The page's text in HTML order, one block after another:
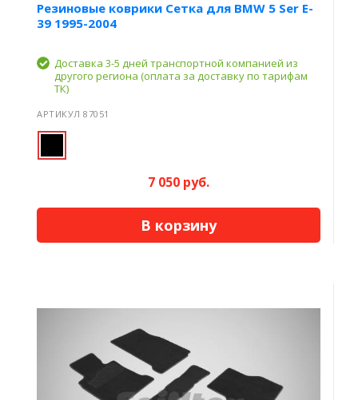
Резиновые коврики Сетка для BMW 5 Ser E-
39 1995-2004
Доставка 3-5 дней транспортной компанией из
другого региона (оплата за доставку по тарифам
ТК)
АРТИКУЛ 87051
7 050 руб.
В корзину